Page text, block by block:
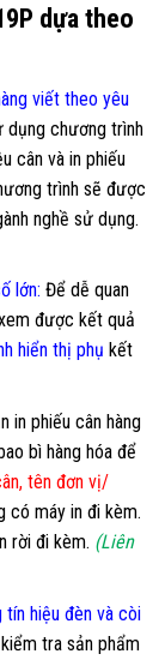
dựa theo
viết theo yêu
dụng chương trình
cân và in phiếu
trình sẽ được
nghề sử dụng.
lớn: Để dễ quan
được kết quả
hiển thị phụ kết
in phiếu cân hàng
bì hàng hóa để
tên đơn vị/
có máy in đi kèm.
rời đi kèm. (Liên
hiệu đèn và còi
tra sản phẩm